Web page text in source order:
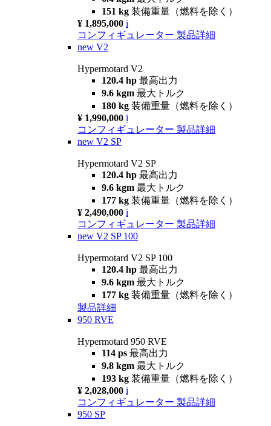
151 kg 装備重量（燃料を除く）
¥ 1,895,000 i
コンフィギュレーター 製品詳細
new V2
Hypermotard V2
120.4 hp 最高出力
9.6 kgm 最大トルク
180 kg 装備重量（燃料を除く）
¥ 1,990,000 i
コンフィギュレーター 製品詳細
new V2 SP
Hypermotard V2 SP
120.4 hp 最高出力
9.6 kgm 最大トルク
177 kg 装備重量（燃料を除く）
¥ 2,490,000 i
コンフィギュレーター 製品詳細
new V2 SP 100
Hypermotard V2 SP 100
120.4 hp 最高出力
9.6 kgm 最大トルク
177 kg 装備重量（燃料を除く）
製品詳細
950 RVE
Hypermotard 950 RVE
114 ps 最高出力
9.8 kgm 最大トルク
193 kg 装備重量（燃料を除く）
¥ 2,028,000 i
コンフィギュレーター 製品詳細
950 SP